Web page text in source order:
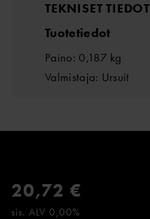
TEKNISET TIEDOT
Tuotetiedot
Paino: 0,187 kg
Valmistaja: Ursuit
20,72 €
sis. ALV 0,00%